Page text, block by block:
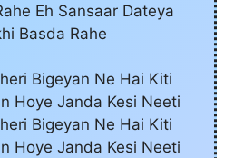
Eh Sansaar Dateya
Basda Rahe
Bigeyan Ne Hai Kiti
Hoye Janda Kesi Neeti
Bigeyan Ne Hai Kiti
Hoye Janda Kesi Neeti